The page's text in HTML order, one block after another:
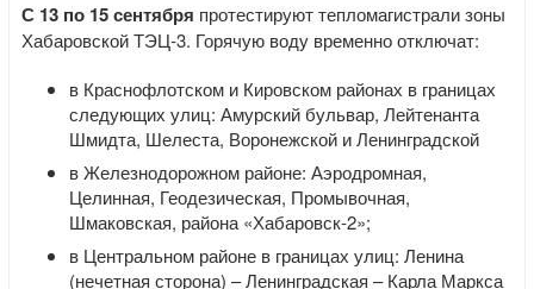
С 13 по 15 сентября протестируют тепломагистрали зоны
Хабаровской ТЭЦ-3. Горячую воду временно отключат:
в Краснофлотском и Кировском районах в границах
следующих улиц: Амурский бульвар, Лейтенанта
Шмидта, Шелеста, Воронежской и Ленинградской
в Железнодорожном районе: Аэродромная,
Целинная, Геодезическая, Промывочная,
Шмаковская, района «Хабаровск-2»;
в Центральном районе в границах улиц: Ленина
(нечетная сторона) – Ленинградская – Карла Маркса